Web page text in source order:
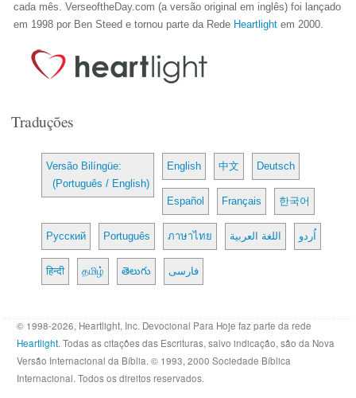
cada mês. VerseoftheDay.com (a versão original em inglês) foi lançado
em 1998 por Ben Steed e tornou parte da Rede Heartlight em 2000.
Traduções
Versão Bilíngüe:
(Português / English)
English 中文 Deutsch
Español Français 한국어
Русский Português ภาษาไทย اللغة العربية اُردو
हिन्दी தமிழ் తెలుగు فارسی
© 1998-2026, Heartlight, Inc. Devocional Para Hoje faz parte da rede
Heartlight. Todas as citações das Escrituras, salvo indicação, são da Nova
Versão Internacional da Bíblia. © 1993, 2000 Sociedade Bíblica
Internacional. Todos os direitos reservados.